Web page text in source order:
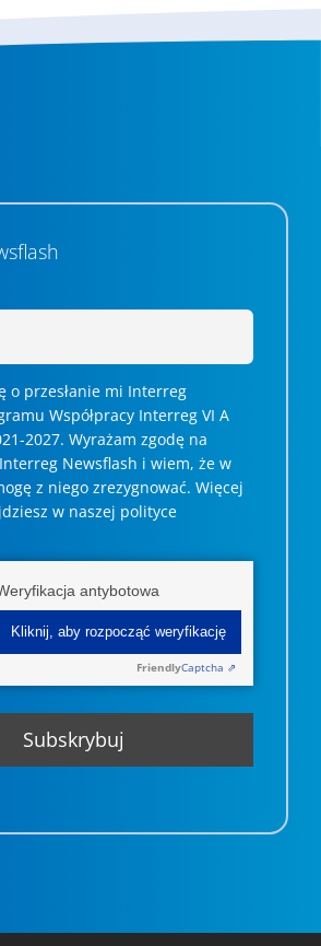
o przesłanie mi Interreg
Współpracy Interreg VI A
2027. Wyrażam zgodę na
Newsflash i wiem, że w
z niego zrezygnować. ­­Więcej
w naszej polityce
antybotowa
Kliknij, aby rozpocząć weryfikację
FriendlyCaptcha ⇗